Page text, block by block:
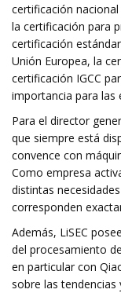
certificación
la certificación para
certificación
Unión Europea, la
certificación IGCC
importancia para las
Para el director
que siempre está
convence con
Como empresa
distintas
corresponden
Además, LiSEC
del procesamiento
en particular con
sobre las tendencias